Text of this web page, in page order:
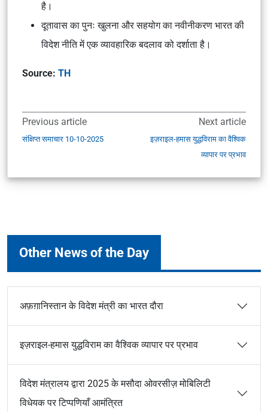
है।
दूतावास का पुनः खुलना और सहयोग का नवीनीकरण भारत की
विदेश नीति में एक व्यावहारिक बदलाव को दर्शाता है।
Source: TH
Previous article
संक्षिप्त समाचार 10-10-2025
Next article
इज़राइल-हमास युद्धविराम का वैश्विक
व्यापार पर प्रभाव
Other News of the Day
अफ़ग़ानिस्तान के विदेश मंत्री का भारत दौरा
इज़राइल-हमास युद्धविराम का वैश्विक व्यापार पर प्रभाव
विदेश मंत्रालय द्वारा 2025 के मसौदा ओवरसीज़ मोबिलिटी
विधेयक पर टिप्पणियाँ आमंत्रित